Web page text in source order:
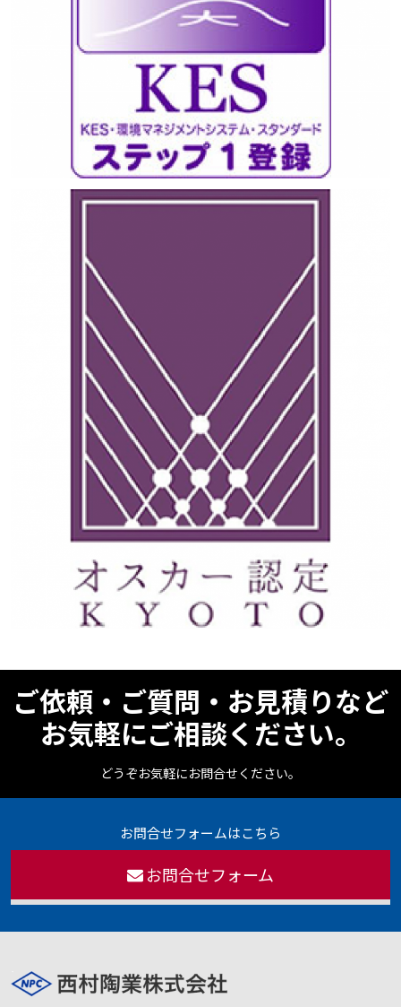
ご依頼・ご質問・お見積りなど
お気軽にご相談ください。
どうぞお気軽にお問合せください。
お問合せフォームはこちら
お問合せフォーム